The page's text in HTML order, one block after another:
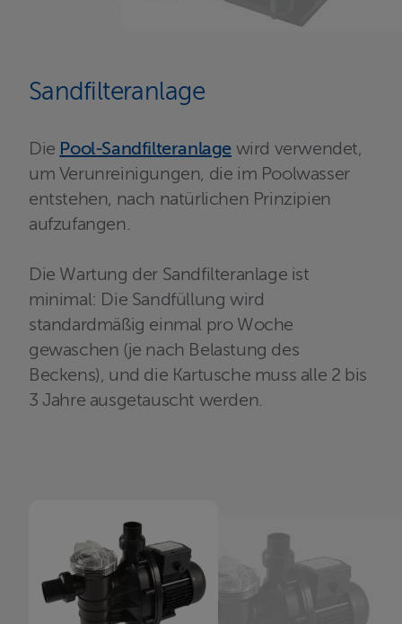
Sandfilteranlage
Die Pool-Sandfilteranlage wird verwendet,
um Verunreinigungen, die im Poolwasser
entstehen, nach natürlichen Prinzipien
aufzufangen.
Die Wartung der Sandfilteranlage ist
minimal: Die Sandfüllung wird
standardmäßig einmal pro Woche
gewaschen (je nach Belastung des
Beckens), und die Kartusche muss alle 2 bis
3 Jahre ausgetauscht werden.